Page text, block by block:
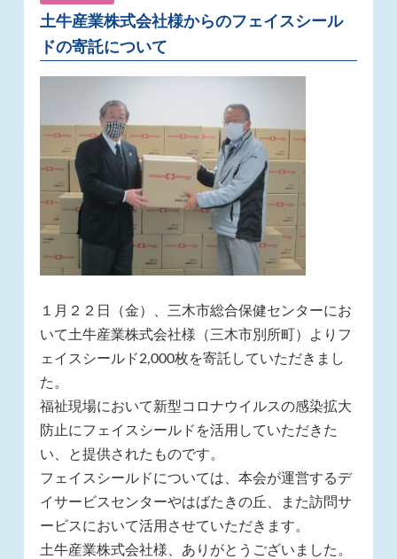
土牛産業株式会社様からのフェイスシール
ドの寄託について
１月２２日（金）、三木市総合保健センターにお
いて土牛産業株式会社様（三木市別所町）よりフ
ェイスシールド2,000枚を寄託していただきまし
た。
福祉現場において新型コロナウイルスの感染拡大
防止にフェイスシールドを活用していただきた
い、と提供されたものです。
フェイスシールドについては、本会が運営するデ
イサービスセンターやはばたきの丘、また訪問サ
ービスにおいて活用させていただきます。
土牛産業株式会社様、ありがとうございました。